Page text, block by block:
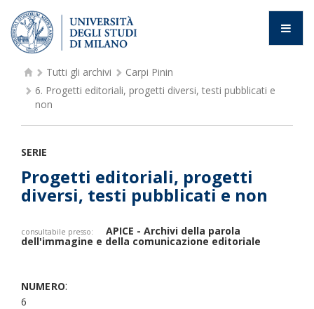
Tutti gli archivi
Carpi Pinin
6. Progetti editoriali, progetti diversi, testi pubblicati e
non
SERIE
Progetti editoriali, progetti
diversi, testi pubblicati e non
consultabile presso: APICE - Archivi della parola
dell'immagine e della comunicazione editoriale
NUMERO:
6